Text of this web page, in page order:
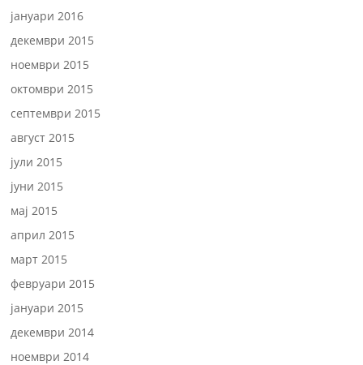
јануари 2016
декември 2015
ноември 2015
октомври 2015
септември 2015
август 2015
јули 2015
јуни 2015
мај 2015
април 2015
март 2015
февруари 2015
јануари 2015
декември 2014
ноември 2014